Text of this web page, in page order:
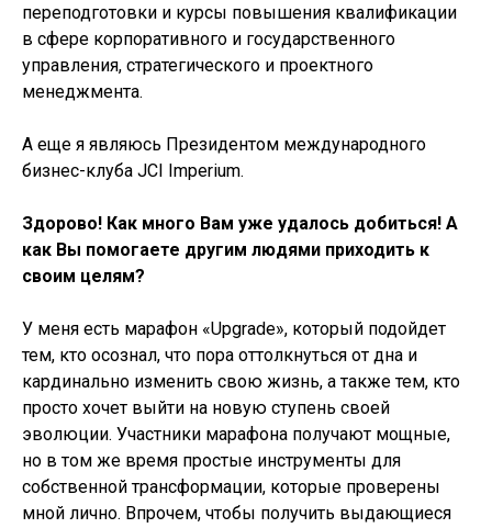
переподготовки и курсы повышения квалификации
в сфере корпоративного и государственного
управления, стратегического и проектного
менеджмента.
А еще я являюсь Президентом международного
бизнес-клуба JCI Imperium.
Здорово! Как много Вам уже удалось добиться! А
как Вы помогаете другим людями приходить к
своим целям?
У меня есть марафон «Upgrade», который подойдет
тем, кто осознал, что пора оттолкнуться от дна и
кардинально изменить свою жизнь, а также тем, кто
просто хочет выйти на новую ступень своей
эволюции. Участники марафона получают мощные,
но в том же время простые инструменты для
собственной трансформации, которые проверены
мной лично. Впрочем, чтобы получить выдающиеся